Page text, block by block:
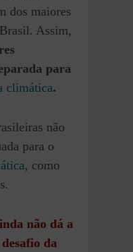
dos maiores
Assim,
para
climática.
não
para o
, como
não dá a
da